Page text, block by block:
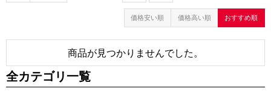
価格安い順 価格高い順 おすすめ順
商品が見つかりませんでした。
全カテゴリ一覧